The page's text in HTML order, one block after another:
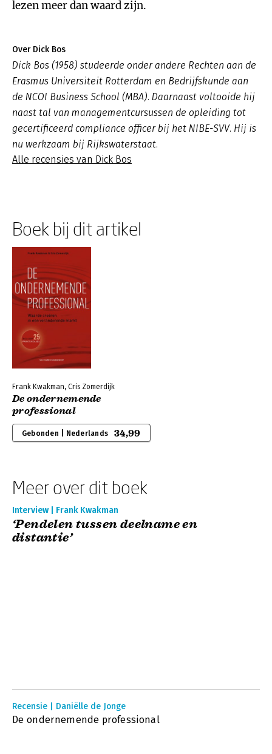
lezen meer dan waard zijn.
Over Dick Bos
Dick Bos (1958) studeerde onder andere Rechten aan de
Erasmus Universiteit Rotterdam en Bedrijfskunde aan
de NCOI Business School (MBA). Daarnaast voltooide hij
naast tal van managementcursussen de opleiding tot
gecertificeerd compliance officer bij het NIBE-SVV. Hij is
nu werkzaam bij Rijkswaterstaat.
Alle recensies van Dick Bos
Boek bij dit artikel
Frank Kwakman, Cris Zomerdijk
De ondernemende
professional
Gebonden | Nederlands 34,99
Meer over dit boek
Interview | Frank Kwakman
‘Pendelen tussen deelname en
distantie’
Recensie | Daniëlle de Jonge
De ondernemende professional